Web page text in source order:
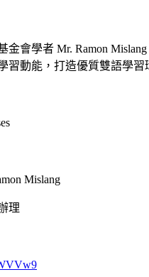
會學者 Mr. Ramon
習動能，打造優質雙語學習
Mislang
理